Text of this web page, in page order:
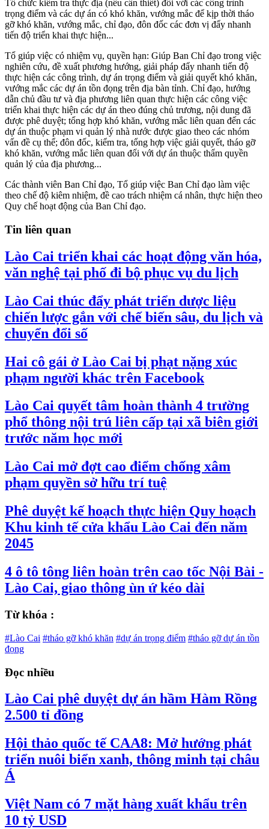
Tổ chức kiểm tra thực địa (nếu cần thiết) đối với các công trình
trọng điểm và các dự án có khó khăn, vướng mắc để kịp thời tháo
gỡ khó khăn, vướng mắc, chỉ đạo, đôn đốc các đơn vị đẩy nhanh
tiến độ triển khai thực hiện...
Tổ giúp việc có nhiệm vụ, quyền hạn: Giúp Ban Chỉ đạo trong việc
nghiên cứu, đề xuất phương hướng, giải pháp đẩy nhanh tiến độ
thực hiện các công trình, dự án trọng điểm và giải quyết khó khăn,
vướng mắc các dự án tồn đọng trên địa bàn tỉnh. Chỉ đạo, hướng
dẫn chủ đầu tư và địa phương liên quan thực hiện các công việc
triển khai thực hiện các dự án theo đúng chủ trương, nội dung đã
được phê duyệt; tổng hợp khó khăn, vướng mắc liên quan đến các
dự án thuộc phạm vi quản lý nhà nước được giao theo các nhóm
vấn đề cụ thể; đôn đốc, kiểm tra, tổng hợp việc giải quyết, tháo gỡ
khó khăn, vướng mắc liên quan đối với dự án thuộc thẩm quyền
quản lý của địa phương...
Các thành viên Ban Chỉ đạo, Tổ giúp việc Ban Chỉ đạo làm việc
theo chế độ kiêm nhiệm, đề cao trách nhiệm cá nhân, thực hiện theo
Quy chế hoạt động của Ban Chỉ đạo.
Tin liên quan
Lào Cai triển khai các hoạt động văn hóa,
văn nghệ tại phố đi bộ phục vụ du lịch
Lào Cai thúc đẩy phát triển dược liệu
chiến lược gắn với chế biến sâu, du lịch và
chuyển đổi số
Hai cô gái ở Lào Cai bị phạt nặng xúc
phạm người khác trên Facebook
Lào Cai quyết tâm hoàn thành 4 trường
phổ thông nội trú liên cấp tại xã biên giới
trước năm học mới
Lào Cai mở đợt cao điểm chống xâm
phạm quyền sở hữu trí tuệ
Phê duyệt kế hoạch thực hiện Quy hoạch
Khu kinh tế cửa khẩu Lào Cai đến năm
2045
4 ô tô tông liên hoàn trên cao tốc Nội Bài -
Lào Cai, giao thông ùn ứ kéo dài
Từ khóa :
#Lào Cai #tháo gỡ khó khăn #dự án trọng điểm #tháo gỡ dự án tồn
đọng
Đọc nhiều
Lào Cai phê duyệt dự án hầm Hàm Rồng
2.500 tỉ đồng
Hội thảo quốc tế CAA8: Mở hướng phát
triển nuôi biển xanh, thông minh tại châu
Á
Việt Nam có 7 mặt hàng xuất khẩu trên
10 tỷ USD